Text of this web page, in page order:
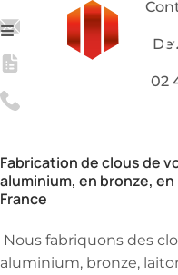
02
Fabrication de clous de
aluminium, en bronze,
France
Nous fabriquons des
aluminium, bronze,